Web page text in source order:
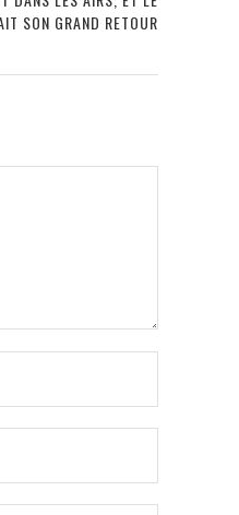
SON GRAND RETOUR